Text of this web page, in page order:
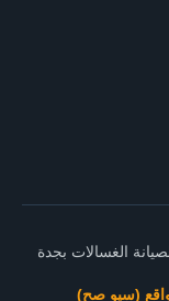
(سيو صح)